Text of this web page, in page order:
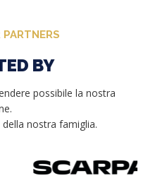
PARTNERS
BY
possibile la nostra
nostra famiglia.